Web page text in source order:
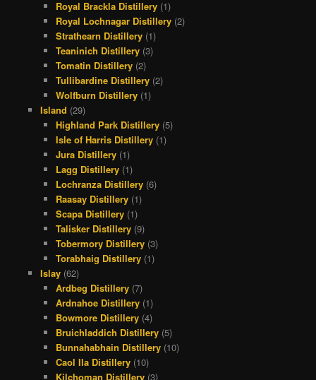
Royal Brackla Distillery (1)
Royal Lochnagar Distillery (2)
Strathearn Distillery (1)
Teaninich Distillery (3)
Tomatin Distillery (2)
Tullibardine Distillery (2)
Wolfburn Distillery (1)
Island (29)
Highland Park Distillery (5)
Isle of Harris Distillery (1)
Jura Distillery (1)
Lagg Distillery (1)
Lochranza Distillery (6)
Raasay Distillery (1)
Scapa Distillery (1)
Talisker Distillery (9)
Tobermory Distillery (3)
Torabhaig Distillery (1)
Islay(62)
Ardbeg Distillery (7)
Ardnahoe Distillery (1)
Bowmore Distillery (4)
Bruichladdich Distillery (5)
Bunnahabhain Distillery (10)
Caol Ila Distillery (10)
Kilchoman Distillery (3)